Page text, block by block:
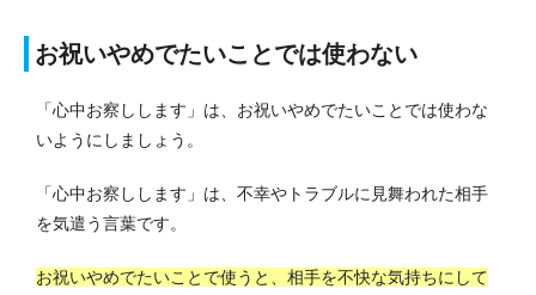
お祝いやめでたいことでは使わない
「心中お察しします」は、お祝いやめでたいことでは使わな
いようにしましょう。
「心中お察しします」は、不幸やトラブルに見舞われた相手
を気遣う言葉です。
お祝いやめでたいことで使うと、相手を不快な気持ちにして